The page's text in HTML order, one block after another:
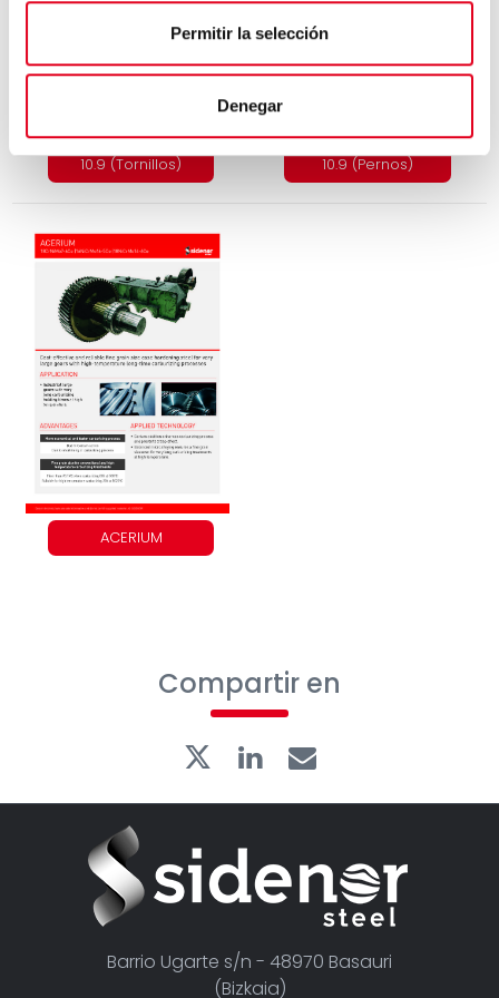
Permitir la selección
Denegar
Tornillería Extreme
10.9 (Tornillos)
Tornillería Extreme
10.9 (Pernos)
ACERIUM
Compartir en
Barrio Ugarte s/n - 48970 Basauri
(Bizkaia)